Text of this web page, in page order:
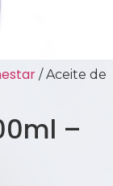
/ Aceite de
–